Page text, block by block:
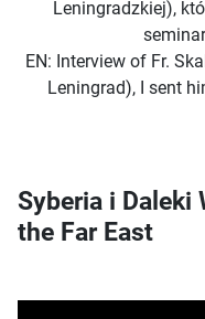
Leningradzkiej),
EN: Interview of Fr.
Leningrad), I sent
Syberia i Daleki
the Far East